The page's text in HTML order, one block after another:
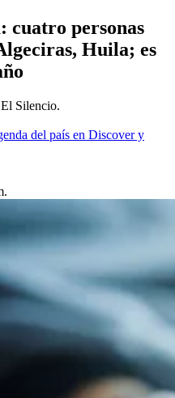
cuatro personas
Huila; es
Silencio.
del país en Discover y